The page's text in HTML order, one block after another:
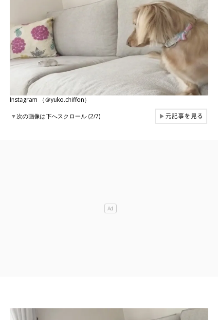
Instagram （＠yuko.chiffon）
▼次の画像は下へスクロール (2/7) ▶元記事を見る